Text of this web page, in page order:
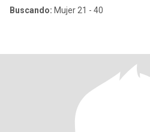
Buscando: Mujer 21 - 40